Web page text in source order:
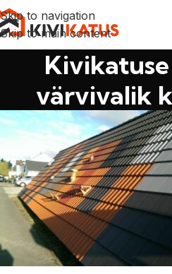
Skip to navigation
Skip to main content
värvivalik